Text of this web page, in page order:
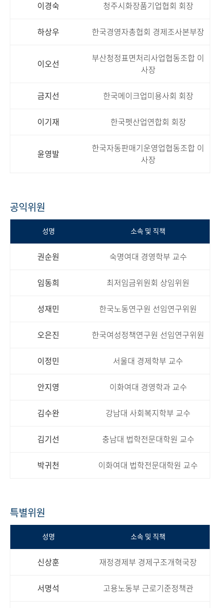
이경숙 청주시화장품기업협회 회장
하상우 한국경영자총협회 경제조사본부장
이오선
부산청정표면처리사업협동조합 이
사장
금지선 한국메이크업미용사회 회장
이기재 한국펫산업연합회 회장
윤영발
한국자동판매기운영업협동조합 이
사장
공익위원
성명 소속 및 직책
권순원 숙명여대 경영학부 교수
임동희 최저임금위원회 상임위원
성재민 한국노동연구원 선임연구위원
오은진 한국여성정책연구원 선임연구위원
이정민 서울대 경제학부 교수
안지영 이화여대 경영학과 교수
김수완 강남대 사회복지학부 교수
김기선 충남대 법학전문대학원 교수
박귀천 이화여대 법학전문대학원 교수
특별위원
성명 소속 및 직책
신상훈 재정경제부 경제구조개혁국장
서명석 고용노동부 근로기준정책관